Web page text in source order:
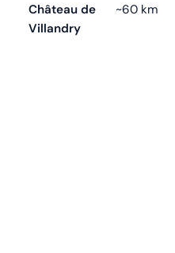
Château de
Villandry
~60 km